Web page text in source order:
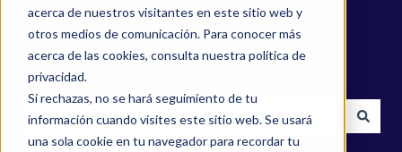
acerca de nuestros visitantes en este sitio web y
otros medios de comunicación. Para conocer más
acerca de las cookies, consulta nuestra política de
privacidad.
Si rechazas, no se hará seguimiento de tu
información cuando visites este sitio web. Se usará
una sola cookie en tu navegador para recordar tu
¿Cómo podemos ayudarte?
No hay sugerencias porque el campo de